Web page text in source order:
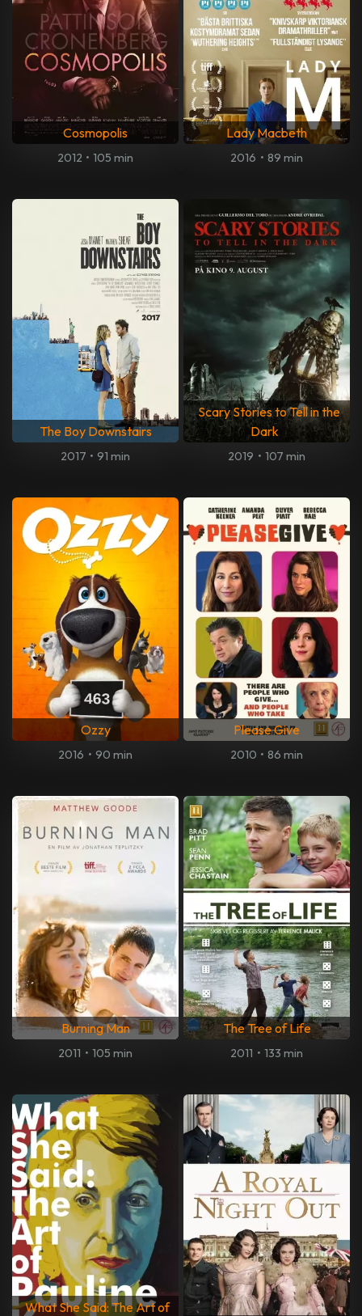
Cosmopolis
2012 • 105 min
Lady Macbeth
2016 • 89 min
The Boy Downstairs
2017 • 91 min
Scary Stories to Tell in the
Dark
2019 • 107 min
Ozzy
2016 • 90 min
Please Give
2010 • 86 min
Burning Man
2011 • 105 min
The Tree of Life
2011 • 133 min
What She Said: The Art of